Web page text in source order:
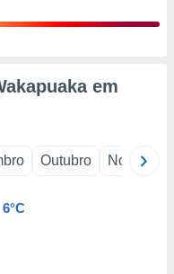
em
Outubro Novembro
6°C